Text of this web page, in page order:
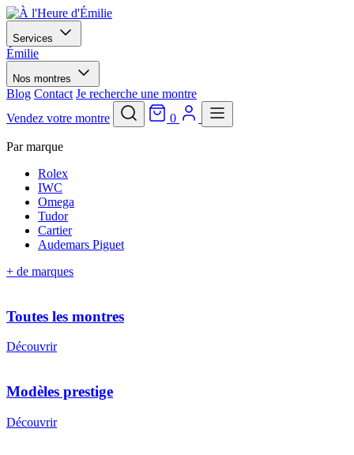
Services
Émilie
Nos montres
Blog Contact Je recherche une montre
Vendez votre montre
0
Par marque
Rolex
IWC
Omega
Tudor
Cartier
Audemars Piguet
+ de marques
Toutes les montres
Découvrir
Modèles prestige
Découvrir